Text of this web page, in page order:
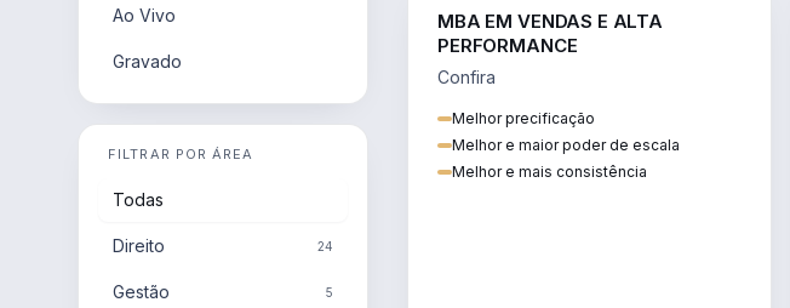
Ao Vivo
Gravado
FILTRAR POR ÁREA
Todas
Direito 24
Gestão 5
MBA EM VENDAS E ALTA
PERFORMANCE
Confira
Melhor precificação
Melhor e maior poder de escala
Melhor e mais consistência